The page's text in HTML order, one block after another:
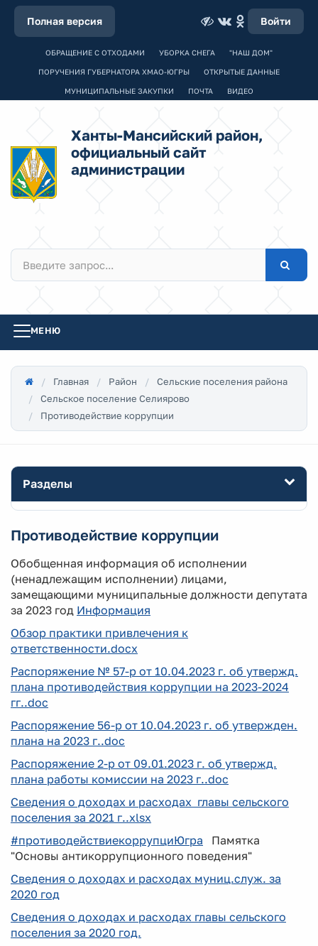
Полная версия Войти
ОБРАЩЕНИЕ С ОТХОДАМИ УБОРКА СНЕГА "НАШ ДОМ"
ПОРУЧЕНИЯ ГУБЕРНАТОРА ХМАО-ЮГРЫ ОТКРЫТЫЕ ДАННЫЕ
МУНИЦИПАЛЬНЫЕ ЗАКУПКИ ПОЧТА ВИДЕО
Ханты-Мансийский район,
официальный сайт
администрации
МЕНЮ
Главная Район
Сельские поселения района
Сельское поселение Селиярово
Противодействие коррупции
Разделы
Противодействие коррупции
Обобщенная информация об исполнении
(ненадлежащим исполнении) лицами,
замещающими муниципальные должности депутата
за 2023 год Информация
Обзор практики привлечения к
ответственности.docx
Распоряжение № 57-р от 10.04.2023 г. об утвержд.
плана противодействия коррупции на 2023-2024
гг..doc
Распоряжение 56-р от 10.04.2023 г. об утвержден.
плана на 2023 г..doc
Распоряжение 2-р от 09.01.2023 г. об утвержд.
плана работы комиссии на 2023 г..doc
Сведения о доходах и расходах главы сельского
поселения за 2021 г..xlsx
#противодействиекоррупциЮгра Памятка
"Основы антикоррупционного поведения"
Сведения о доходах и расходах муниц.служ. за
2020 год
Сведения о доходах и расходах главы сельского
поселения за 2020 год.